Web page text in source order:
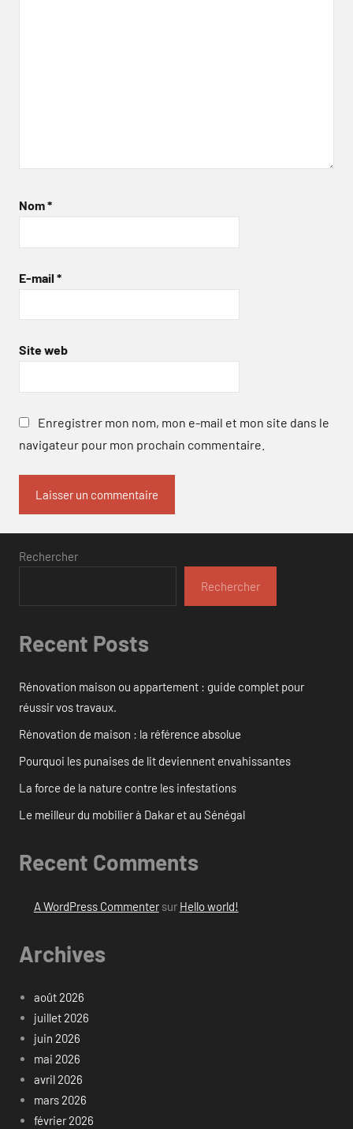
Nom*
E-mail *
Site web
Enregistrer mon nom, mon e-mail et mon site dans le
navigateur pour mon prochain commentaire.
Rechercher
Rechercher
Recent Posts
Rénovation maison ou appartement : guide complet pour
réussir vos travaux.
Rénovation de maison : la référence absolue
Pourquoi les punaises de lit deviennent envahissantes
La force de la nature contre les infestations
Le meilleur du mobilier à Dakar et au Sénégal
Recent Comments
A WordPress Commentersur Hello world!
Archives
août 2026
juillet 2026
juin 2026
mai 2026
avril 2026
mars 2026
février 2026